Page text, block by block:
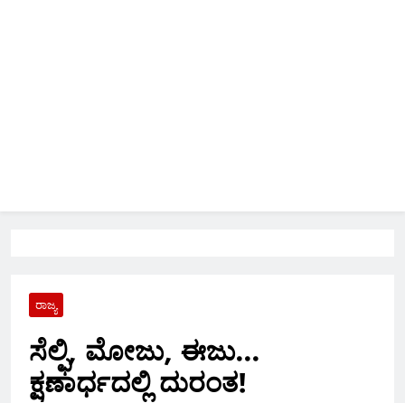
ರಾಜ್ಯ
ಸೆಲ್ಫಿ, ಮೋಜು, ಈಜು…
ಕ್ಷಣಾರ್ಧದಲ್ಲಿ ದುರಂತ!